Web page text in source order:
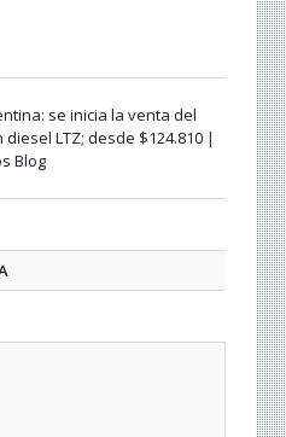
se inicia la venta del
LTZ; desde $124.810 |
Blog